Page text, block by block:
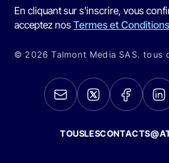
En cliquant sur s'inscrire, vous
acceptez nosTermes et Conditions
© 2026 Talmont Media SAS. tous